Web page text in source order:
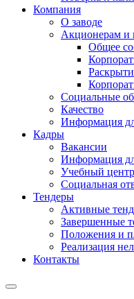
Компания
О заводе
Акционерам и
Общее
Социальные
Качество
Информация
Кадры
Вакансии
Информация
Учебный центр
Социальная
Тендеры
Активные
Завершенные
Положения и
Реализация
Контакты